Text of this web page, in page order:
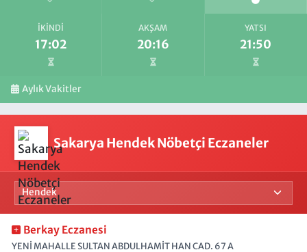
İKINDI
17:02
AKŞAM
20:16
YATSI
21:50
Aylık Vakitler
Sakarya Hendek Nöbetçi Eczaneler
Berkay Eczanesi
YENİ MAHALLE SULTAN ABDULHAMİT HAN CAD. 67 A